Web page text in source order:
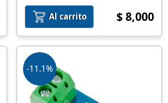
Al carrito $ 8,000
-11.1%